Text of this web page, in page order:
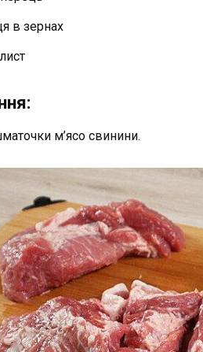
в зернах
м’ясо свинини.